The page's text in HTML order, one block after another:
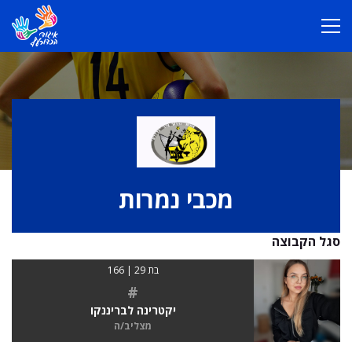
מכבי נמרות
סגל הקבוצה
בת 29 | 166
#
יקטרינה לבריננקו
מצליב/ה